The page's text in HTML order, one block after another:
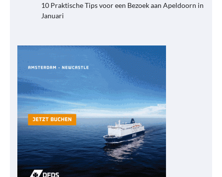
10 Praktische Tips voor een Bezoek aan Apeldoorn in
Januari